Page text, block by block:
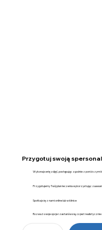
Przygotuj swoją
Wykonaj serię zdjęć, postępując zgodnie z poniższymi
Przygotujemy Twój plan leczenia wykorzystując
Spotkaj się z nami online lub w klinice
Rozważ swoje opcje i zastanów się, co jest realistycznie